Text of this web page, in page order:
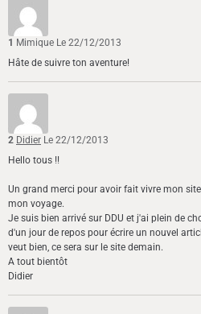
1 Mimique Le 22/12/2013
Hâte de suivre ton aventure!
2 Didier Le 22/12/2013
Hello tous !!
Un grand merci pour avoir fait vivre mon
mon voyage.
Je suis bien arrivé sur DDU et j'ai plein de
d'un jour de repos pour écrire un nouvel
veut bien, ce sera sur le site demain.
A tout bientôt
Didier